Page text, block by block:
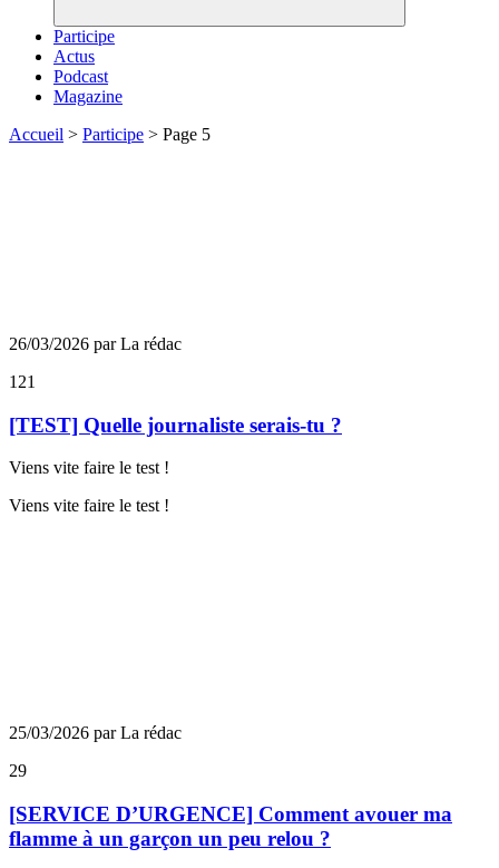
Participe
Actus
Podcast
Magazine
Accueil > Participe > Page 5
26/03/2026 par La rédac
121
[TEST] Quelle journaliste serais-tu ?
Viens vite faire le test !
Viens vite faire le test !
25/03/2026 par La rédac
29
[SERVICE D’URGENCE] Comment avouer ma
flamme à un garçon un peu relou ?